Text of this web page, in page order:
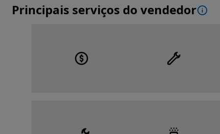
Principais serviços do vendedor